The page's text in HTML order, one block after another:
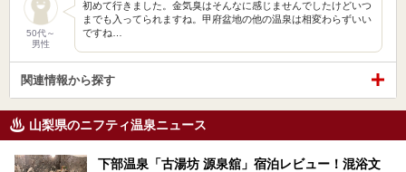
50代～
男性
初めて行きました。金気臭はそんなに感じませんでしたけどいつ
までも入ってられますね。甲府盆地の他の温泉は相変わらずいい
ですね…
関連情報から探す
山梨県のニフティ温泉ニュース
下部温泉「古湯坊 源泉舘」宿泊レビュー！混浴文